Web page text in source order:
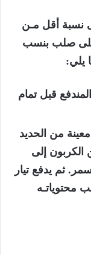
نسبة أقل مـن
على صلب بنسب
يلي:
قبل تمام
معينة من الحديد
الكربون إلى
ثم يدفع تيار
محتوياتـه